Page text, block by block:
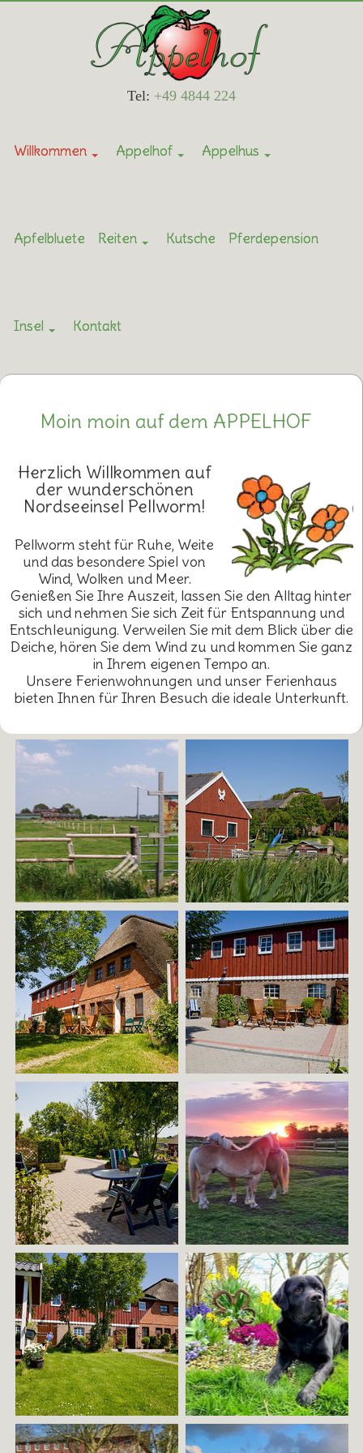
Tel: +49 4844 224
Willkommen Appelhof Appelhus
Apfelbluete Reiten Kutsche Pferdepension
Insel Kontakt
Moin moin auf dem APPELHOF
Herzlich Willkommen auf
der wunderschönen
Nordseeinsel Pellworm!
Pellworm steht für Ruhe, Weite
und das besondere Spiel von
Wind, Wolken und Meer.
Genießen Sie Ihre Auszeit, lassen Sie den Alltag hinter
sich und nehmen Sie sich Zeit für Entspannung und
Entschleunigung. Verweilen Sie mit dem Blick über die
Deiche, hören Sie dem Wind zu und kommen Sie ganz
in Ihrem eigenen Tempo an.
Unsere Ferienwohnungen und unser Ferienhaus
bieten Ihnen für Ihren Besuch die ideale Unterkunft.